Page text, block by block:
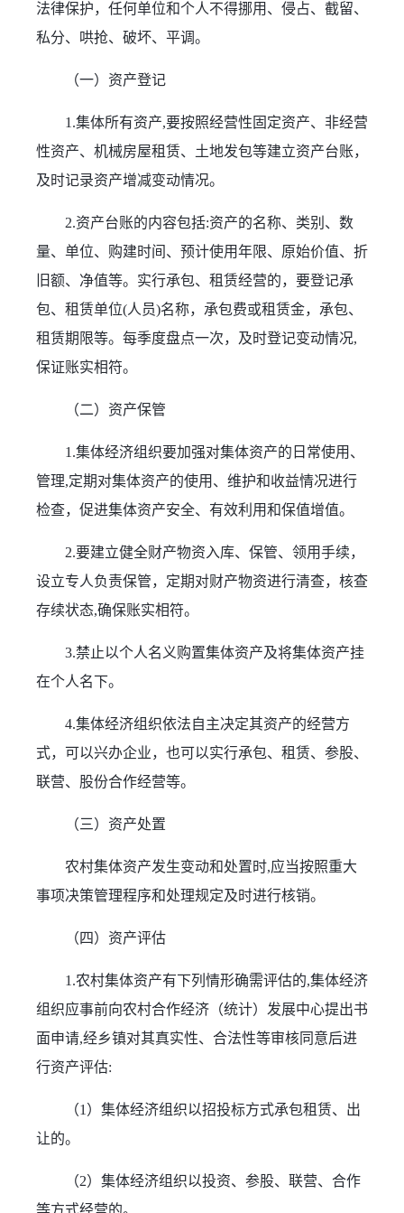
法律保护，任何单位和个人不得挪用、侵占、截留、
私分、哄抢、破坏、平调。
（一）资产登记
1.集体所有资产,要按照经营性固定资产、非经营
性资产、机械房屋租赁、土地发包等建立资产台账，
及时记录资产增减变动情况。
2.资产台账的内容包括:资产的名称、类别、数
量、单位、购建时间、预计使用年限、原始价值、折
旧额、净值等。实行承包、租赁经营的，要登记承
包、租赁单位(人员)名称，承包费或租赁金，承包、
租赁期限等。每季度盘点一次，及时登记变动情况,
保证账实相符。
（二）资产保管
1.集体经济组织要加强对集体资产的日常使用、
管理,定期对集体资产的使用、维护和收益情况进行
检查，促进集体资产安全、有效利用和保值增值。
2.要建立健全财产物资入库、保管、领用手续，
设立专人负责保管，定期对财产物资进行清查，核查
存续状态,确保账实相符。
3.禁止以个人名义购置集体资产及将集体资产挂
在个人名下。
4.集体经济组织依法自主决定其资产的经营方
式，可以兴办企业，也可以实行承包、租赁、参股、
联营、股份合作经营等。
（三）资产处置
农村集体资产发生变动和处置时,应当按照重大
事项决策管理程序和处理规定及时进行核销。
（四）资产评估
1.农村集体资产有下列情形确需评估的,集体经济
组织应事前向农村合作经济（统计）发展中心提出书
面申请,经乡镇对其真实性、合法性等审核同意后进
行资产评估:
（1）集体经济组织以招投标方式承包租赁、出
让的。
（2）集体经济组织以投资、参股、联营、合作
等方式经营的。